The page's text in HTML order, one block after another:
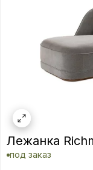
Лежанка
под заказ